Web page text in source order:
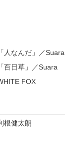
人なんだ」／Suara
百日草」／Suara
FOX
根健太朗